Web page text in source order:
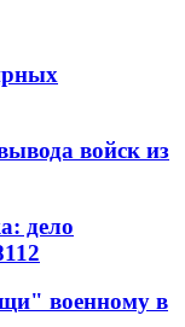
войск из
дело
военному в